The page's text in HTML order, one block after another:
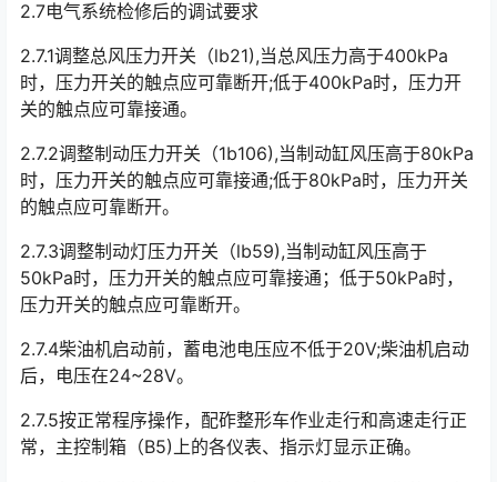
2.7电气系统检修后的调试要求
2.7.1调整总风压力开关（lb21),当总风压力高于400kPa
时，压力开关的触点应可靠断开;低于400kPa时，压力开
关的触点应可靠接通。
2.7.2调整制动压力开关（1b106),当制动缸风压高于80kPa
时，压力开关的触点应可靠接通;低于80kPa时，压力开关
的触点应可靠断开。
2.7.3调整制动灯压力开关（lb59),当制动缸风压高于
50kPa时，压力开关的触点应可靠接通；低于50kPa时，
压力开关的触点应可靠断开。
2.7.4柴油机启动前，蓄电池电压应不低于20V;柴油机启动
后，电压在24~28V。
2.7.5按正常程序操作，配砟整形车作业走行和高速走行正
常，主控制箱（B5)上的各仪表、指示灯显示正确。